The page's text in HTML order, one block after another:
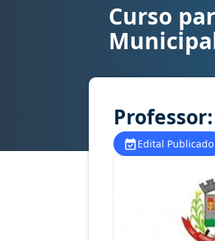
Curso para concurso
Curso
Edital Publicado